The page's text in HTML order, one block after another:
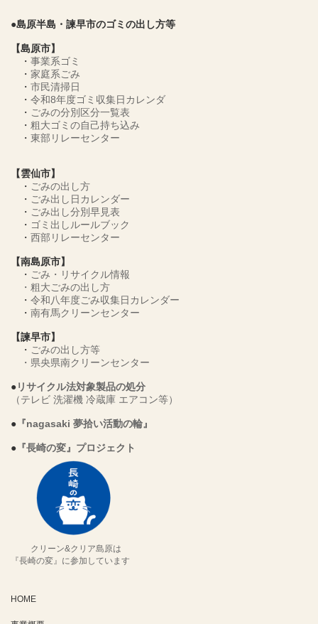
●島原半島・諫早市のゴミの出し方等
【島原市】
・ 事業系ゴミ
・ 家庭系ごみ
・ 市民清掃日
・ 令和8年度ゴミ収集日カレンダ
・ ごみの分別区分一覧表
・ 粗大ゴミの自己持ち込み
・ 東部リレーセンター
【雲仙市】
・ ごみの出し方
・ ごみ出し日カレンダー
・ ごみ出し分別早見表
・ ゴミ出しルールブック
・ 西部リレーセンター
【南島原市】
・ ごみ・リサイクル情報
・ 粗大ごみの出し方
・ 令和八年度ごみ収集日カレンダー
・ 南有馬クリーンセンター
【諫早市】
・ ごみの出し方等
・ 県央県南クリーンセンター
●リサイクル法対象製品の処分
（テレビ 洗濯機 冷蔵庫 エアコン等）
● 『nagasaki 夢拾い活動の輪』
● 『長崎の変』プロジェクト
クリーン&クリア島原は
『長崎の変』に参加しています
HOME